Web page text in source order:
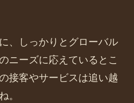
、しっかりとグローバル
ニーズに応えているとこ
接客やサービスは追い越
。